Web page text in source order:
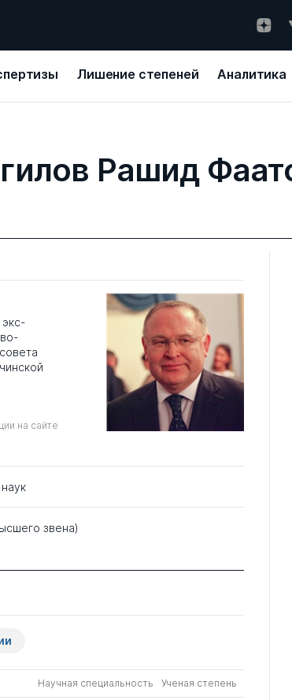
Лишение степеней Аналитика
Рашид
на сайте
звена)
Научная специальность Ученая степень